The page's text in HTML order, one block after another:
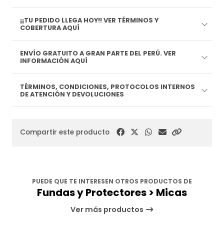
¡¡TU PEDIDO LLEGA HOY!! VER TÉRMINOS Y
COBERTURA AQUÍ
ENVÍO GRATUITO A GRAN PARTE DEL PERÚ. VER
INFORMACIÓN AQUÍ
TÉRMINOS, CONDICIONES, PROTOCOLOS INTERNOS
DE ATENCIÓN Y DEVOLUCIONES
Compartir este producto
PUEDE QUE TE INTERESEN OTROS PRODUCTOS DE
Fundas y Protectores > Micas
Ver más productos